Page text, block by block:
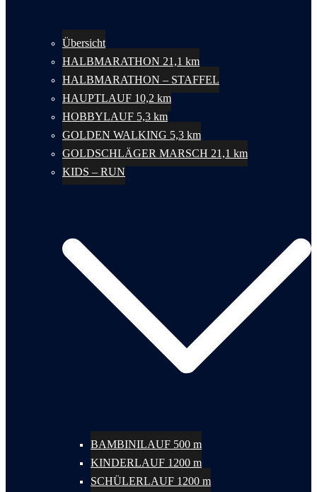
Übersicht
HALBMARATHON 21,1 km
HALBMARATHON – STAFFEL
HAUPTLAUF 10,2 km
HOBBYLAUF 5,3 km
GOLDEN WALKING 5,3 km
GOLDSCHLÄGER MARSCH 21,1 km
KIDS – RUN
BAMBINILAUF 500 m
KINDERLAUF 1200 m
SCHÜLERLAUF 1200 m